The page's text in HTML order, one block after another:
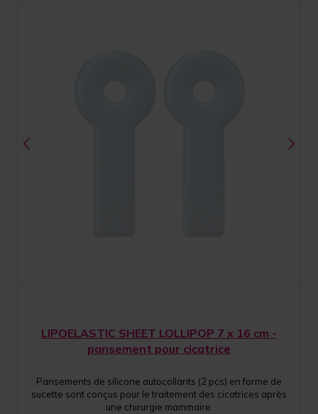
LIPOELASTIC SHEET LOLLIPOP 7 x 16 cm -
pansement pour cicatrice
Pansements de silicone autocollants (2 pcs) en forme de
sucette sont conçus pour le traitement des cicatrices après
une chirurgie mammaire.